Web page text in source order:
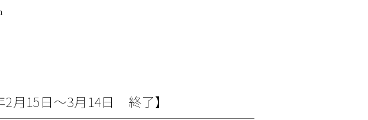
月15日～3月14日 終了】